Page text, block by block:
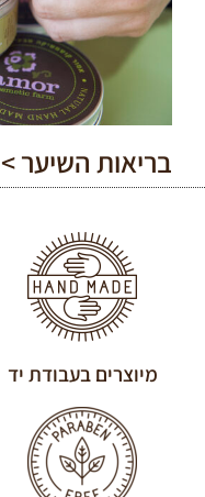
בריאות השיער >
מיוצרים בעבודת יד